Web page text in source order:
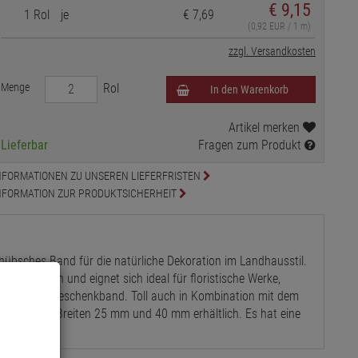
1 Rol je € 7,69 € 9,15
(0,92 EUR / 1 m)
zzgl. Versandkosten
Menge Rol In den Warenkorb
Lieferbar
Artikel merken
Fragen zum Produkt
ZU UNSEREN LIEFERFRISTEN
ZUR PRODUKTSICHERHEIT
Band für die natürliche Dekoration im Landhausstil.
Kanten und eignet sich ideal für floristische Werke,
als Geschenkband. Toll auch in Kombination mit dem
in den Breiten 25 mm und 40 mm erhältlich. Es hat eine